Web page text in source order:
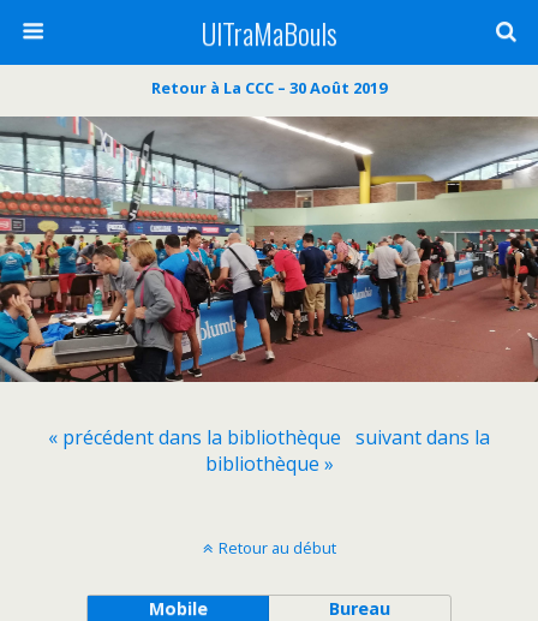
UlTraMaBouls
Retour à La CCC – 30 Août 2019
« précédent dans la bibliothèque suivant dans la
bibliothèque »
Retour au début
Mobile Bureau